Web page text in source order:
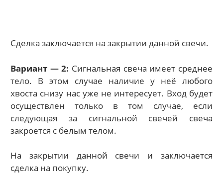
Сделка заключается на закрытии данной свечи.
Вариант — 2: Сигнальная свеча имеет среднее
тело. В этом случае наличие у неё любого
хвоста снизу нас уже не интересует. Вход будет
осуществлен только в том случае, если
следующая за сигнальной свечей свеча
закроется с белым телом.
На закрытии данной свечи и заключается
сделка на покупку.